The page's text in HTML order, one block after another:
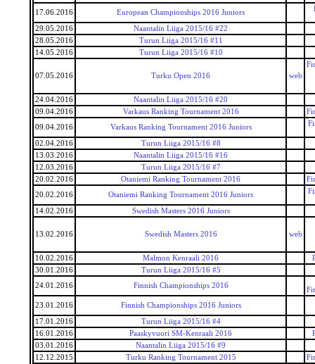
17.06.2016 European Championships 2016 Juniors
29.05.2016
Naantalin Liiga 2015/16 #22
28.05.2016
Turun Liiga 2015/16 #11
14.05.2016
Turun Liiga 2015/16 #10
07.05.2016 Turku Open 2016 web
24.04.2016
Naantalin Liiga 2015/16 #20
09.04.2016
Varkaus Ranking Tournament 2016
09.04.2016
Varkaus Ranking Tournament 2016 Juniors
02.04.2016
Turun Liiga 2015/16 #8
13.03.2016
Naantalin Liiga 2015/16 #16
12.03.2016
Turun Liiga 2015/16 #7
20.02.2016
Otaniemi Ranking Tournament 2016
20.02.2016
Otaniemi Ranking Tournament 2016 Juniors
14.02.2016 Swedish Masters 2016 Juniors
13.02.2016 Swedish Masters 2016 web
10.02.2016 Malmon Kenraali 2016
30.01.2016
Turun Liiga 2015/16 #5
24.01.2016
Finnish Championships 2016
23.01.2016
Finnish Championships 2016 Juniors
17.01.2016
Turun Liiga 2015/16 #4
16.01.2016
Paaskyvuori SM-Kenraali 2016
03.01.2016
Naantalin Liiga 2015/16 #9
12.12.2015
Turku Ranking Tournament 2015